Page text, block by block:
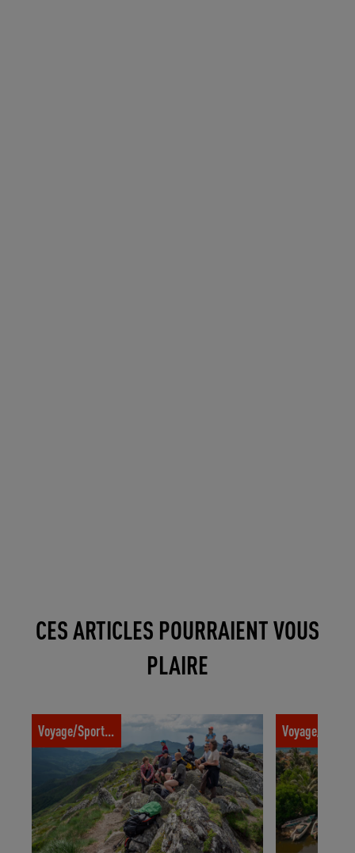
CES ARTICLES POURRAIENT VOUS
PLAIRE
Plus qu'une aventure sportive, une
aventure humaine avec l'UCPA
Voyage/Sport trotter
Que faire au
et